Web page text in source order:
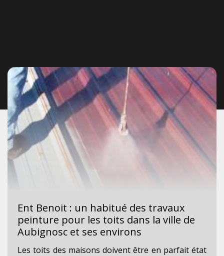
Ent Benoit : un habitué des travaux
peinture pour les toits dans la ville de
Aubignosc et ses environs
Les toits des maisons doivent être en parfait état